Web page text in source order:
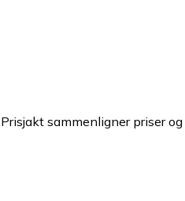
Prisjakt sammenligner priser